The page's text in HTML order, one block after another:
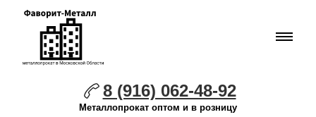
8 (916) 062-48-92
Металлопрокат оптом и в розницу